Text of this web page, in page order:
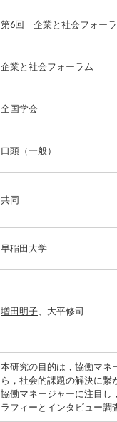
第6回 企業と社会フォー
企業と社会フォーラム
全国学会
口頭（一般）
共同
早稲田大学
増田明子 、大平修司
本研究の目的は，協働マネ
ら，社会的課題の解決に
協働マネージャーに注目し
ラフィーとインタビュー調